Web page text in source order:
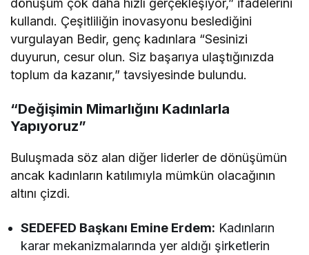
kullandı. Çeşitliliğin inovasyonu beslediğini
vurgulayan Bedir, genç kadınlara “Sesinizi
duyurun, cesur olun. Siz başarıya ulaştığınızda
toplum da kazanır,” tavsiyesinde bulundu.
“Değişimin Mimarlığını Kadınlarla
Yapıyoruz”
Buluşmada söz alan diğer liderler de dönüşümün
ancak kadınların katılımıyla mümkün olacağının
altını çizdi.
SEDEFED Başkanı Emine Erdem: Kadınların
karar mekanizmalarında yer aldığı şirketlerin